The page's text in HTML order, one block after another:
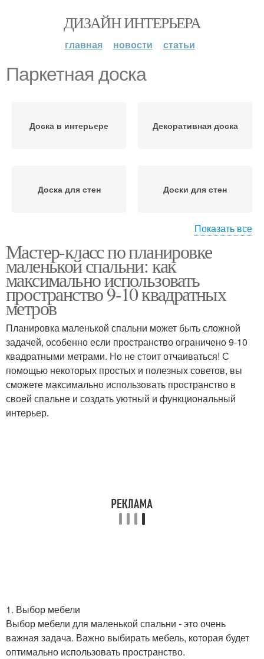
ДИЗАЙН ИНТЕРЬЕРА
главная новости статьи
Паркетная доска
Доска в интерьере Декоративная доска
Доска для стен Доски для стен
Доска на стену Доска на стене
Доски на стену
Доски для отделки Доска для отделки
Материал для доски
Пятна на паркетной
доске
Показать все
Мастер-класс по планировке
маленькой спальни: как
максимально использовать
пространство 9-10 квадратных
метров
Планировка маленькой спальни может быть сложной
задачей, особенно если пространство ограничено 9-10
квадратными метрами. Но не стоит отчаиваться! С
помощью некоторых простых и полезных советов, вы
сможете максимально использовать пространство в
своей спальне и создать уютный и функциональный
интерьер.
1. Выбор мебели
Выбор мебели для маленькой спальни - это очень
важная задача. Важно выбирать мебель, которая будет
оптимально использовать пространство.